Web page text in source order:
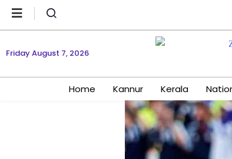
Friday August 7, 2026
Home Kannur Kerala